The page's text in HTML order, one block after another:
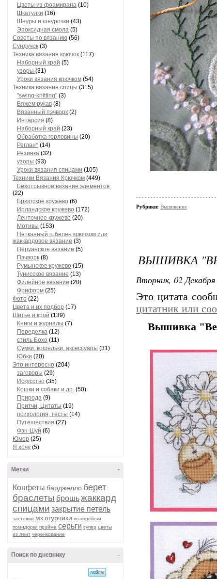
Цветы из фоамирана (10)
Шкатулки (16)
Шнуры и шнурочки (43)
Эпоксидная смола (5)
Советы по вязанию (56)
Сундучок (3)
Техника вязания крючок (117)
Наборный край (5)
узоры (31)
Уроки вязания крючком (54)
Техника вязания спицы (315)
"swing-knitting" (3)
Вяжем рукав (8)
Вязанный пэчворк (2)
Интарсия (8)
Наборный край (23)
Обработка горловины (20)
Реглан* (14)
Резинка (32)
узоры (93)
Уроки вязания спицами (105)
Техники Вязания Крючком (449)
Безотрывное вязание элементов
(22)
Брюггское кружево (6)
Ирландское кружево (172)
Ленточное кружево (20)
Мотивы (153)
Нетканный гобелен крючком или
жаккардовое вязание (3)
Перуанское вязание (5)
Пэчворк (8)
Румынское кружево (15)
Тунисское вязание (13)
Филейное вязание (20)
Фриформ (25)
Фото (22)
Цвета и их подбор (17)
Шитье и крой (139)
Книги и журналы (7)
Переделка (12)
стиль Бохо (11)
Сумки, кошельки, аксессуары (31)
Юбки (20)
Это интересно (204)
заговоры (29)
Искусство (35)
Кошки и собаки и др. (50)
Природа (9)
Притчи, Цитаты (19)
психология, тесты (14)
Путешествия (27)
Фэн-Шуй (6)
Юмор (25)
Я хочу (5)
-
Метки
Конфеты барджелло берет
браслеты брошьжаккард
спицами закрытие петель
застежки мкогурчики по-корейски
помидорки пройма серьги супер цветы
из лент черенкование
-
Поиск по дневнику
Рубрики: Вышивание
ВЫШИВКА
Вторник, 02
Это цитата
цитатник или
Вышивка